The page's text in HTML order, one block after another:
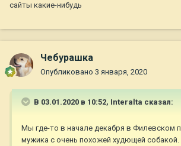
сайты какие-нибудь
Чебурашка
Опубликовано 3 января, 2020
В 03.01.2020 в 10:52, Interalta сказал:
Мы где-то в начале декабря в Филевском
мужика с очень похожей худющей собакой.